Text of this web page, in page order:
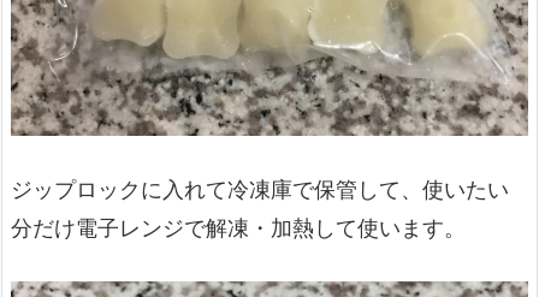
ジップロックに入れて冷凍庫で保管して、使いたい
分だけ電子レンジで解凍・加熱して使います。